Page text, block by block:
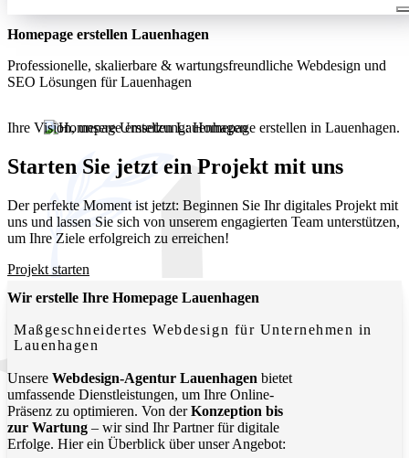
Homepage erstellen Lauenhagen
Professionelle, skalierbare & wartungsfreundliche Webdesign und
SEO Lösungen für Lauenhagen
Ihre Vision, unsere Umsetzung: Homepage erstellen in Lauenhagen.
Unternehmen lokal und digital sichtbar machen.
Starten Sie jetzt ein Projekt mit uns
Der perfekte Moment ist jetzt: Beginnen Sie Ihr digitales Projekt mit
uns und lassen Sie sich von unserem engagierten Team unterstützen,
um Ihre Ziele erfolgreich zu erreichen!
Projekt starten
Wir erstelle Ihre Homepage Lauenhagen
Maßgeschneidertes Webdesign für Unternehmen in
Lauenhagen
Unsere Webdesign-Agentur Lauenhagen bietet
umfassende Dienstleistungen, um Ihre Online-
Präsenz zu optimieren. Von derKonzeption bis
zur Wartung – wir sind Ihr Partner für digitale
Erfolge. Hier ein Überblick über unser Angebot: